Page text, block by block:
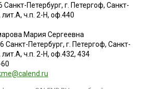
Петербург, г. Петергоф, Санкт-
лит.А, ч.п. 2-Н, оф.440
Мария Сергеевна
Санкт-Петербург, г. Петергоф, Санкт-
лит.А, ч.п. 2-Н, оф.432, 434